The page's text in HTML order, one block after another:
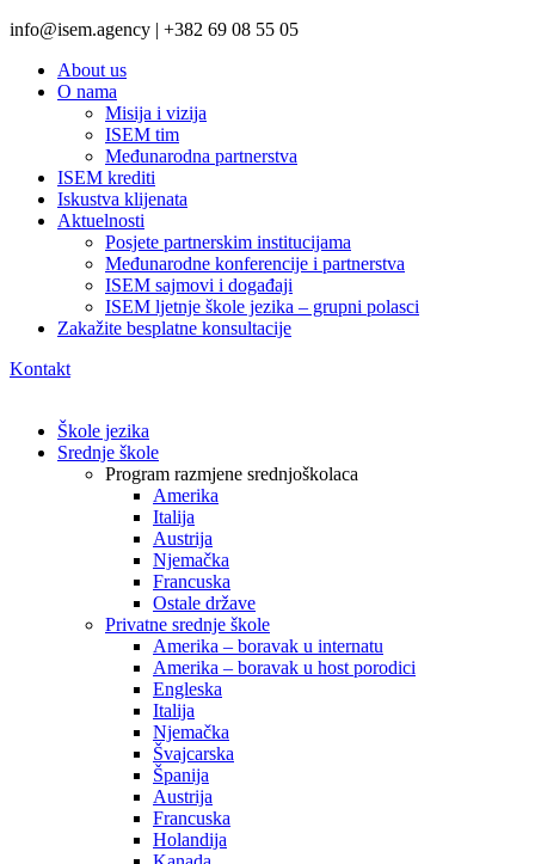
info@isem.agency | +382 69 08 55 05
About us
O nama
Misija i vizija
ISEM tim
Međunarodna partnerstva
ISEM krediti
Iskustva klijenata
Aktuelnosti
Posjete partnerskim institucijama
Međunarodne konferencije i partnerstva
ISEM sajmovi i događaji
ISEM ljetnje škole jezika – grupni polasci
Zakažite besplatne konsultacije
Kontakt
Škole jezika
Srednje škole
Program razmjene srednjoškolaca
Amerika
Italija
Austrija
Njemačka
Francuska
Ostale države
Privatne srednje škole
Amerika – boravak u internatu
Amerika – boravak u host porodici
Engleska
Italija
Njemačka
Švajcarska
Španija
Austrija
Francuska
Holandija